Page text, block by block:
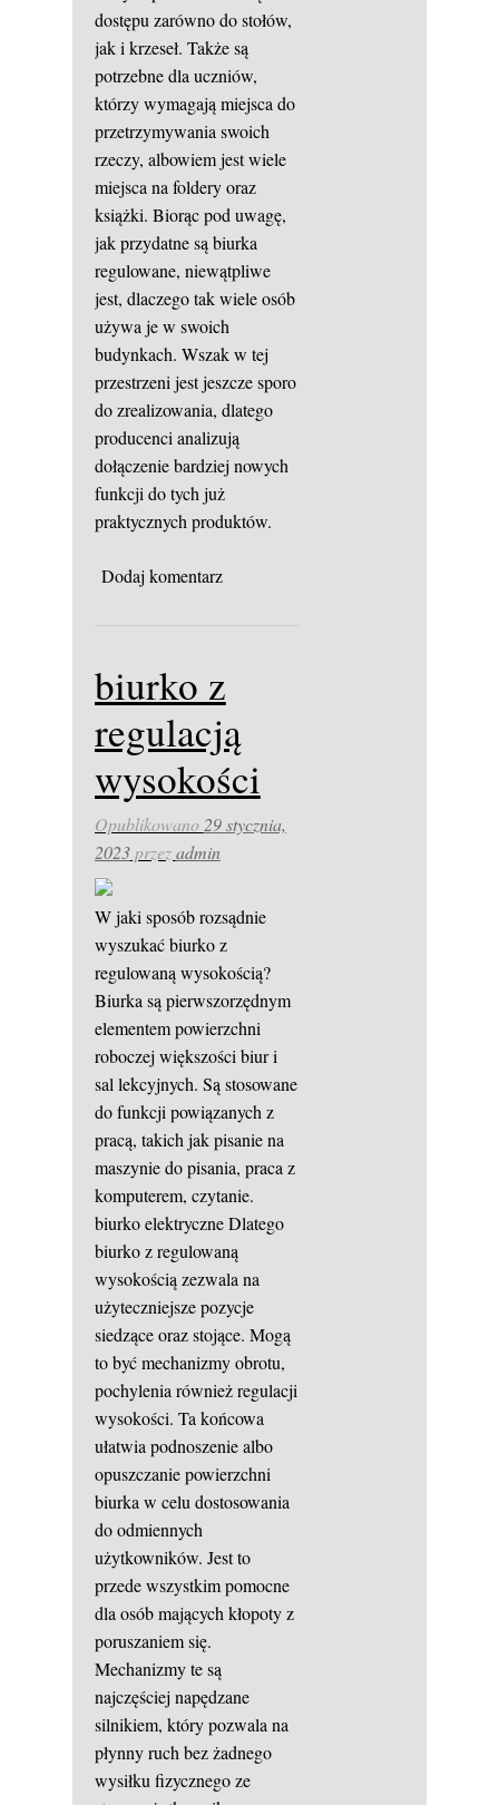
dostępu zarówno do stołów,
jak i krzeseł. Także są
potrzebne dla uczniów,
którzy wymagają miejsca do
przetrzymywania swoich
rzeczy, albowiem jest wiele
miejsca na foldery oraz
książki. Biorąc pod uwagę,
jak przydatne są biurka
regulowane, niewątpliwe
jest, dlaczego tak wiele osób
używa je w swoich
budynkach. Wszak w tej
przestrzeni jest jeszcze sporo
do zrealizowania, dlatego
producenci analizują
dołączenie bardziej nowych
funkcji do tych już
praktycznych produktów.
Dodaj komentarz
biurko z
regulacją
wysokości
Opublikowano29 stycznia,
2023przezadmin
W jaki sposób rozsądnie
wyszukać biurko z
regulowaną wysokością?
Biurka są pierwszorzędnym
elementem powierzchni
roboczej większości biur i
sal lekcyjnych. Są stosowane
do funkcji powiązanych z
pracą, takich jak pisanie na
maszynie do pisania, praca z
komputerem, czytanie.
biurko elektryczneDlatego
biurko z regulowaną
wysokością zezwala na
użyteczniejsze pozycje
siedzące oraz stojące. Mogą
to być mechanizmy obrotu,
pochylenia również regulacji
wysokości. Ta końcowa
ułatwia podnoszenie albo
opuszczanie powierzchni
biurka w celu dostosowania
do odmiennych
użytkowników. Jest to
przede wszystkim pomocne
dla osób mających kłopoty z
poruszaniem się.
Mechanizmy te są
najczęściej napędzane
silnikiem, który pozwala na
płynny ruch bez żadnego
wysiłku fizycznego ze